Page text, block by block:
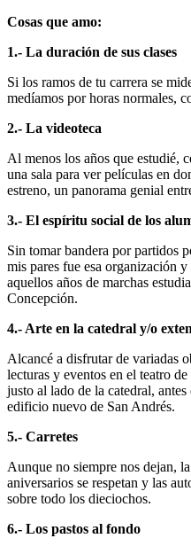
Cosas que amo:
1.- La duración de sus clases
Si los ramos de tu carrera se
medíamos por horas normales,
2.- La videoteca
Al menos los años que estudié,
una sala para ver películas en
estreno, un panorama genial
3.- El espíritu social de los
Sin tomar bandera por partidos
mis pares fue esa organización
aquellos años de marchas
Concepción.
4.- Arte en la catedral y/o
Alcancé a disfrutar de variadas
lecturas y eventos en el teatro
justo al lado de la catedral,
edificio nuevo de San Andrés.
5.- Carretes
Aunque no siempre nos dejan,
aniversarios se respetan y las
sobre todo los dieciochos.
6.- Los pastos al fondo